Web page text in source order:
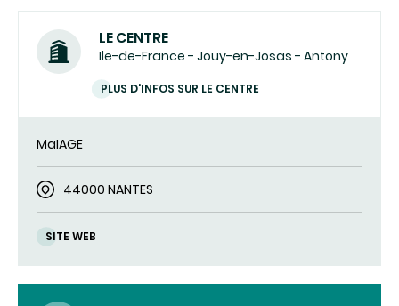
LE CENTRE
Ile-de-France - Jouy-en-Josas - Antony
PLUS D'INFOS SUR LE CENTRE
MaIAGE
44000 NANTES
SITE WEB